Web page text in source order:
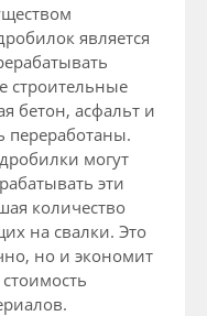
является
строительные
бетон, асфальт и
переработаны.
могут
эти
количество
на свалки. Это
но и экономит